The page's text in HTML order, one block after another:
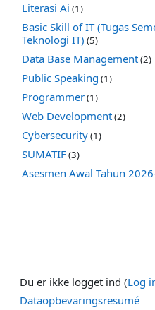
Literasi Ai (1)
Basic Skill of IT (Tugas
Teknologi IT) (5)
Data Base Management(2)
Public Speaking (1)
Programmer(1)
Web Development(2)
Cybersecurity(1)
SUMATIF(3)
Asesmen Awal Tahun
Du er ikke logget ind (Log
Dataopbevaringsresumé